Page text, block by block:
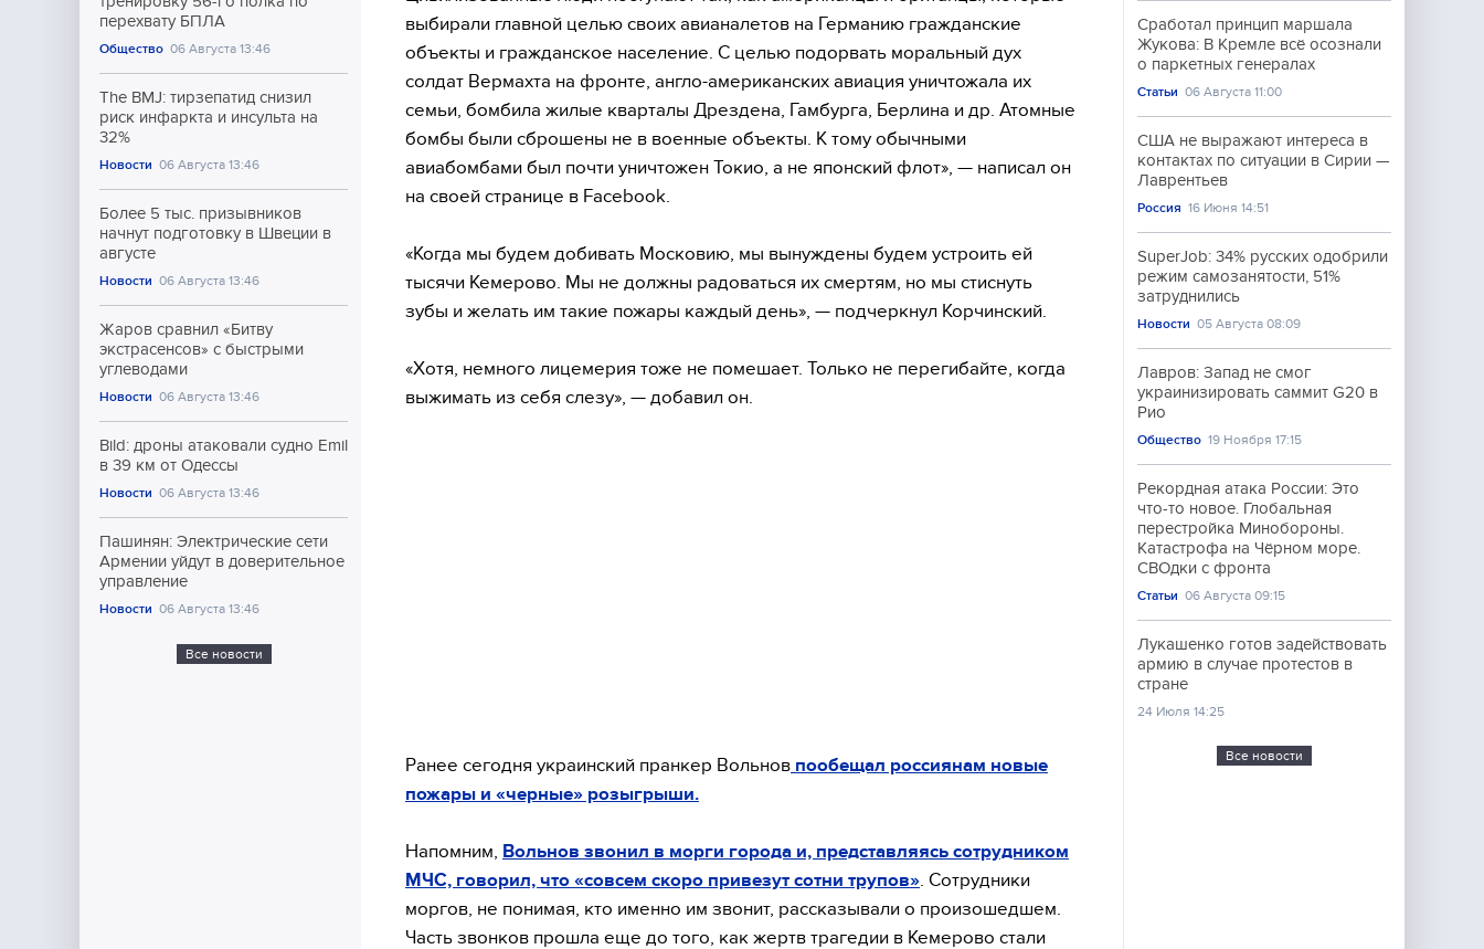
перехвату БПЛА
Общество 06 Августа 13:46
The BMJ: тирзепатид снизил
риск инфаркта и инсульта на
32%
Новости 06 Августа 13:46
Более 5 тыс. призывников
начнут подготовку в Швеции в
августе
Новости 06 Августа 13:46
Жаров сравнил «Битву
экстрасенсов» с быстрыми
углеводами
Новости 06 Августа 13:46
Bild: дроны атаковали судно Emil
в 39 км от Одессы
Новости 06 Августа 13:46
Пашинян: Электрические сети
Армении уйдут в доверительное
управление
Новости 06 Августа 13:46
Все новости
выбирали главной целью своих авианалетов на Германию гражданские
объекты и гражданское население. С целью подорвать моральный дух
солдат Вермахта на фронте, англо-американских авиация уничтожала их
семьи, бомбила жилые кварталы Дрездена, Гамбурга, Берлина и др. Атомные
бомбы были сброшены не в военные объекты. К тому обычными
авиабомбами был почти уничтожен Токио, а не японский флот», — написал он
на своей странице в Facebook.
«Когда мы будем добивать Московию, мы вынуждены будем устроить ей
тысячи Кемерово. Мы не должны радоваться их смертям, но мы стиснуть
зубы и желать им такие пожары каждый день», — подчеркнул Корчинский.
«Хотя, немного лицемерия тоже не помешает. Только не перегибайте, когда
выжимать из себя слезу», — добавил он.
Ранее сегодня украинский пранкер Вольнов пообещал россиянам новые
пожары и «черные» розыгрыши.
Напомним, Вольнов звонил в морги города и, представляясь сотрудником
МЧС, говорил, что «совсем скоро привезут сотни трупов» . Сотрудники
моргов, не понимая, кто именно им звонит, рассказывали о произошедшем.
Часть звонков прошла еще до того, как жертв трагедии в Кемерово стали
Сработал принцип маршала
Жукова: В Кремле всё осознали
о паркетных генералах
Статьи 06 Августа 11:00
США не выражают интереса в
контактах по ситуации в Сирии —
Лаврентьев
Россия 16 Июня 14:51
SuperJob: 34% русских одобрили
режим самозанятости, 51%
затруднились
Новости 05 Августа 08:09
Лавров: Запад не смог
украинизировать саммит G20 в
Рио
Общество 19 Ноября 17:15
Рекордная атака России: Это
что-то новое. Глобальная
перестройка Минобороны.
Катастрофа на Чёрном море.
СВОдки с фронта
Статьи 06 Августа 09:15
Лукашенко готов задействовать
армию в случае протестов в
стране
24 Июля 14:25
Все новости